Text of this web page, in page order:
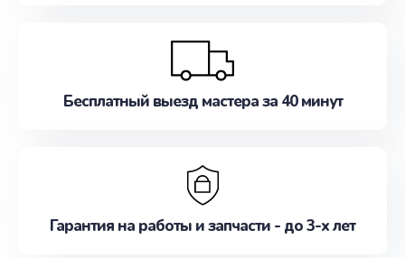
Бесплатный выезд мастера за 40 минут
Гарантия на работы и запчасти - до 3-х лет